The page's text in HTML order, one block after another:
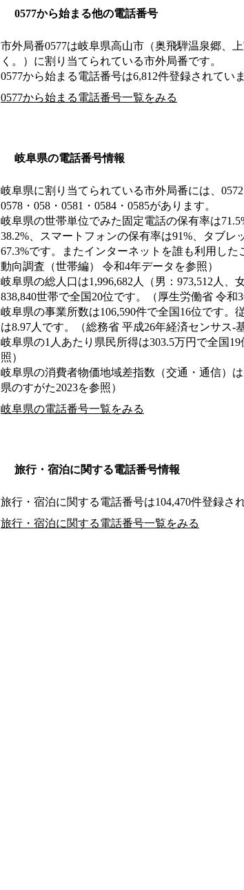
0577から始まる他の電話番号
市外局番0577は岐阜県高山市（奥飛騨温泉郷、
く。） に割り当てられている市外局番です。
0577から始まる電話番号は6,812件登録されていま
0577から始まる電話番号一覧をみる
岐阜県の電話番号情報
岐阜県に割り当てられている市外局番には、0572
0578・058・0581・0584・0585があります。
岐阜県の世帯単位でみた固定電話の保有率は
38.2%、スマートフォンの保有率は91%、タブ
67.3%です。またインターネットを誰も利用し
動向調査（世帯編） 令和4年データを参照）
岐阜県の総人口は1,996,682人（男：973,512人、
838,840世帯で全国20位です。（厚生労働省 令和
岐阜県の事業所数は106,590件で全国16位です。
は8.97人です。（総務省 平成26年経済センサス‐
岐阜県の1人あたり県民所得は303.5万円で全国
照）
岐阜県の消費者物価地域差指数（交通・通信）
県のすがた2023を参照）
岐阜県の電話番号一覧をみる
旅行・宿泊に関する電話番号情報
旅行・宿泊に関する電話番号は104,470件登録さ
旅行・宿泊に関する電話番号一覧をみる